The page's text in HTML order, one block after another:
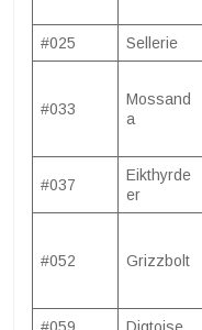
#025 Sellerie
#033
Mossand
a
#037
Eikthyrde
er
#052 Grizzbolt